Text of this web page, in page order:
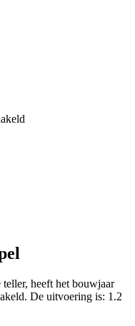
heeft het bouwjaar
De uitvoering is: 1.2